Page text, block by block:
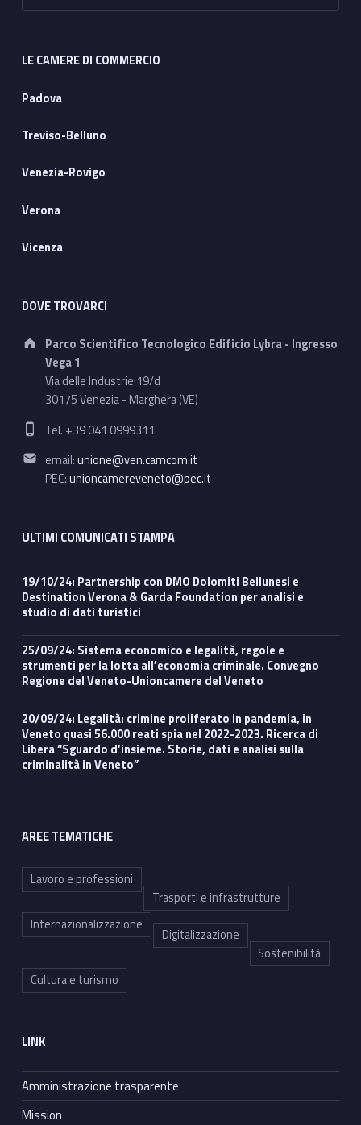
LE CAMERE DI COMMERCIO
Padova
Treviso-Belluno
Venezia-Rovigo
Verona
Vicenza
DOVE TROVARCI
Address:
Parco Scientifico Tecnologico Edificio Lybra - Ingresso
Vega 1
Via delle Industrie 19/d
30175 Venezia - Marghera (VE)
Phone number:
Tel. +39 041 0999311
Email address:
email:unione@ven.camcom.it
PEC:unioncamereveneto@pec.it
ULTIMI COMUNICATI STAMPA
19/10/24: Partnership con DMO Dolomiti Bellunesi e
Destination Verona & Garda Foundation per analisi e
studio di dati turistici
25/09/24: Sistema economico e legalità, regole e
strumenti per la lotta all’economia criminale. Convegno
Regione del Veneto-Unioncamere del Veneto
20/09/24: Legalità: crimine proliferato in pandemia, in
Veneto quasi 56.000 reati spia nel 2022-2023. Ricerca di
Libera “Sguardo d’insieme. Storie, dati e analisi sulla
criminalità in Veneto”
AREE TEMATICHE
Lavoro e professioni
Trasporti e infrastrutture
Internazionalizzazione
Digitalizzazione
Sostenibilità
Cultura e turismo
LINK
Amministrazione trasparente
Mission